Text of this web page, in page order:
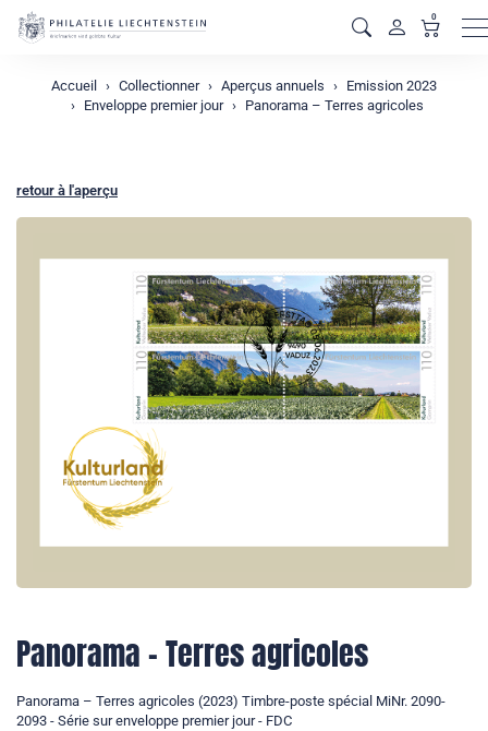
0
Accueil Collectionner Aperçus annuels
Emission 2023
Enveloppe premier jour
Panorama – Terres agricoles
retour à l'aperçu
Panorama – Terres agricoles
Panorama – Terres agricoles (2023) Timbre-poste spécial MiNr. 2090-
2093 - Série sur enveloppe premier jour - FDC